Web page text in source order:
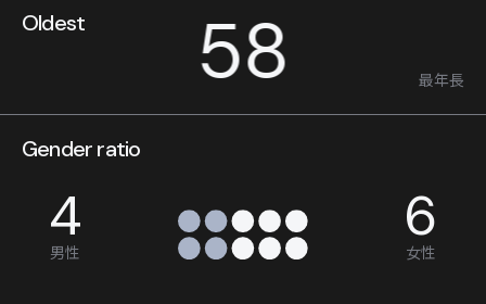
Oldest 58 最年長
Gender ratio
4
男性
6
女性